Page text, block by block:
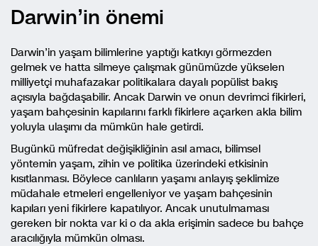
Darwin’in önemi
Darwin’in yaşam bilimlerine yaptığı katkıyı görmezden
gelmek ve hatta silmeye çalışmak günümüzde yükselen
milliyetçi muhafazakar politikalara dayalı popülist bakış
açısıyla bağdaşabilir. Ancak Darwin ve onun devrimci fikirleri,
yaşam bahçesinin kapılarını farklı fikirlere açarken akla bilim
yoluyla ulaşımı da mümkün hale getirdi.
Bugünkü müfredat değişikliğinin asıl amacı, bilimsel
yöntemin yaşam, zihin ve politika üzerindeki etkisinin
kısıtlanması. Böylece canlıların yaşamı anlayış şeklimize
müdahale etmeleri engelleniyor ve yaşam bahçesinin
kapıları yeni fikirlere kapatılıyor. Ancak unutulmaması
gereken bir nokta var ki o da akla erişimin sadece bu bahçe
aracılığıyla mümkün olması.